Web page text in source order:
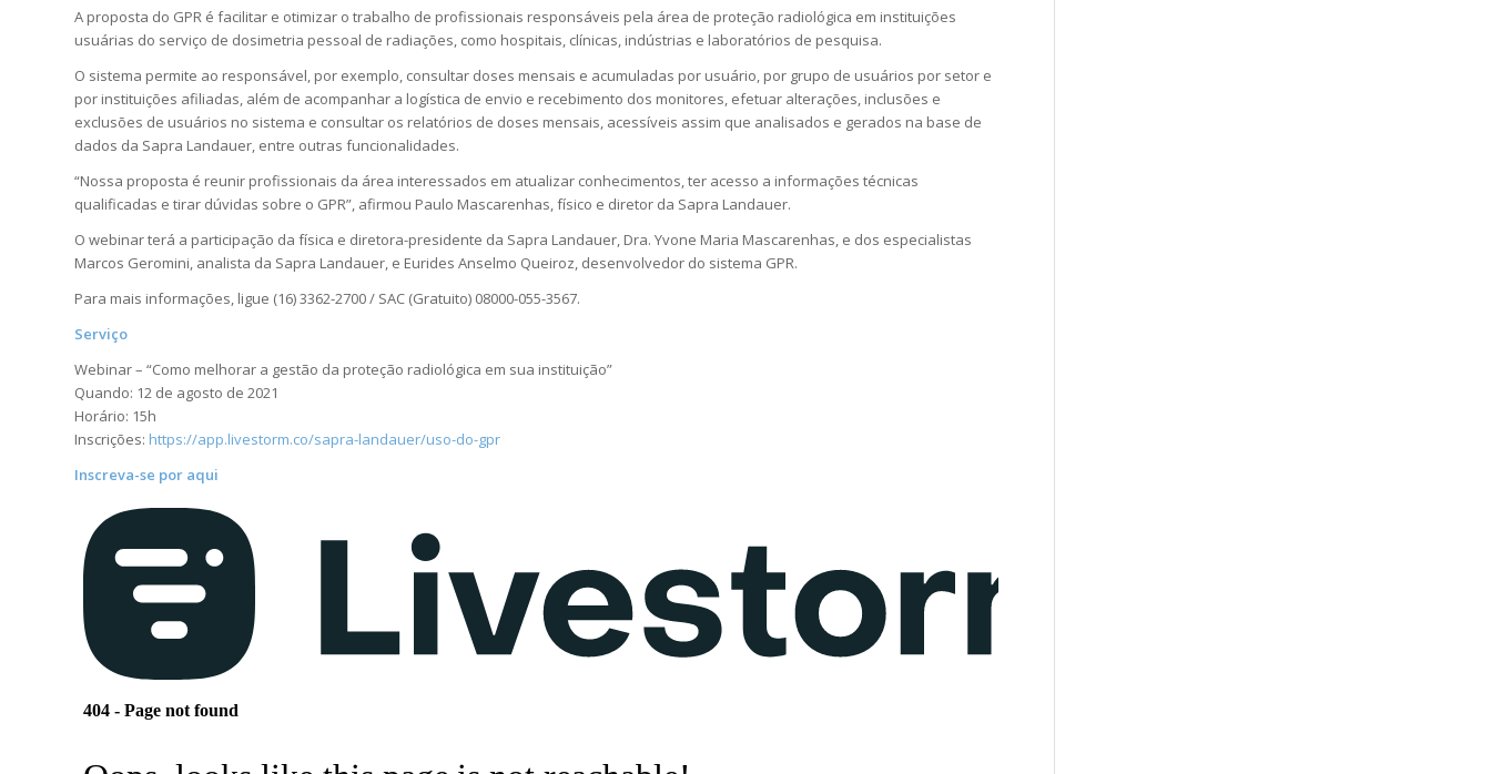
A proposta do GPR é facilitar e otimizar o trabalho de profissionais responsáveis pela área de proteção radiológica em instituições
usuárias do serviço de dosimetria pessoal de radiações, como hospitais, clínicas, indústrias e laboratórios de pesquisa.
O sistema permite ao responsável, por exemplo, consultar doses mensais e acumuladas por usuário, por grupo de usuários por setor e
por instituições afiliadas, além de acompanhar a logística de envio e recebimento dos monitores, efetuar alterações, inclusões e
exclusões de usuários no sistema e consultar os relatórios de doses mensais, acessíveis assim que analisados e gerados na base de
dados da Sapra Landauer, entre outras funcionalidades.
“Nossa proposta é reunir profissionais da área interessados em atualizar conhecimentos, ter acesso a informações técnicas
qualificadas e tirar dúvidas sobre o GPR”, afirmou Paulo Mascarenhas, físico e diretor da Sapra Landauer.
O webinar terá a participação da física e diretora-presidente da Sapra Landauer, Dra. Yvone Maria Mascarenhas, e dos especialistas
Marcos Geromini, analista da Sapra Landauer, e Eurides Anselmo Queiroz, desenvolvedor do sistema GPR.
Para mais informações, ligue (16) 3362-2700 / SAC (Gratuito) 08000-055-3567.
Serviço
Webinar – “Como melhorar a gestão da proteção radiológica em sua instituição”
Quando: 12 de agosto de 2021
Horário: 15h
Inscrições: https://app.livestorm.co/sapra-landauer/uso-do-gpr
Inscreva-se por aqui